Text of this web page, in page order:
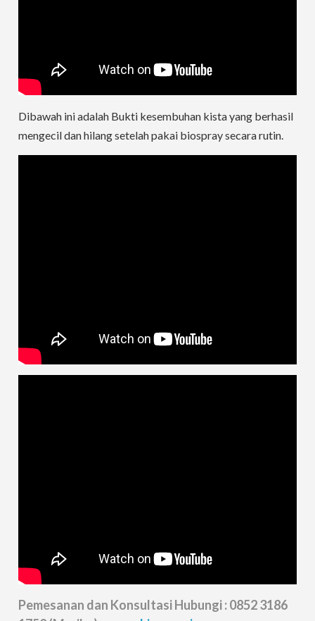
Dibawah ini adalah Bukti kesembuhan kista yang berhasil
mengecil dan hilang setelah pakai biospray secara rutin.
Pemesanan dan Konsultasi Hubungi : 0852 3186